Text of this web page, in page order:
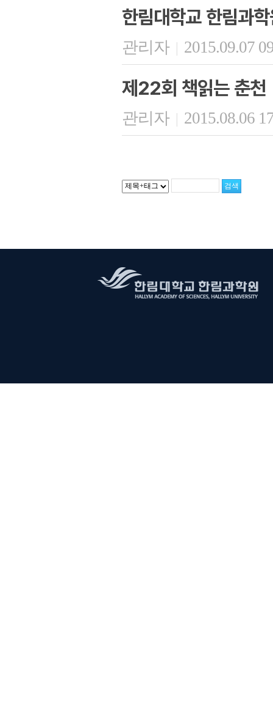
한림대학교 한림과
관리자 | 2015.09.07
제22회 책읽는 춘천
관리자 | 2015.08.06